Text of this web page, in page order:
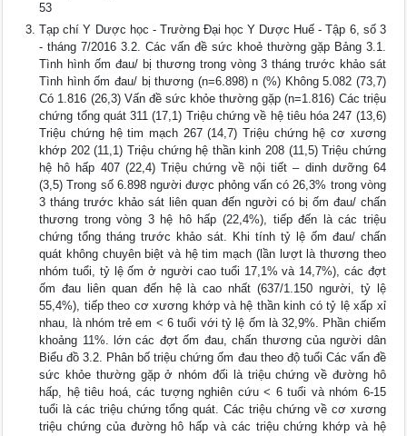
53
Tạp chí Y Dược học - Trường Đại học Y Dược Huế - Tập 6, số 3
- tháng 7/2016 3.2. Các vấn đề sức khoẻ thường gặp Bảng 3.1.
Tình hình ốm đau/ bị thương trong vòng 3 tháng trước khảo sát
Tình hình ốm đau/ bị thương (n=6.898) n (%) Không 5.082 (73,7)
Có 1.816 (26,3) Vấn đề sức khỏe thường gặp (n=1.816) Các triệu
chứng tổng quát 311 (17,1) Triệu chứng về hệ tiêu hóa 247 (13,6)
Triệu chứng hệ tim mạch 267 (14,7) Triệu chứng hệ cơ xương
khớp 202 (11,1) Triệu chứng hệ thần kinh 208 (11,5) Triệu chứng
hệ hô hấp 407 (22,4) Triệu chứng về nội tiết – dinh dưỡng 64
(3,5) Trong số 6.898 người được phỏng vấn có 26,3% trong vòng
3 tháng trước khảo sát liên quan đến người có bị ốm đau/ chấn
thương trong vòng 3 hệ hô hấp (22,4%), tiếp đến là các triệu
chứng tổng tháng trước khảo sát. Khi tính tỷ lệ ốm đau/ chấn
quát không chuyên biệt và hệ tim mạch (lần lượt là thương theo
nhóm tuổi, tỷ lệ ốm ở người cao tuổi 17,1% và 14,7%), các đợt
ốm đau liên quan đến hệ là cao nhất (637/1.150 người, tỷ lệ
55,4%), tiếp theo cơ xương khớp và hệ thần kinh có tỷ lệ xấp xỉ
nhau, là nhóm trẻ em < 6 tuổi với tỷ lệ ốm là 32,9%. Phần chiếm
khoảng 11%. lớn các đợt ốm đau, chấn thương của người dân
Biểu đồ 3.2. Phân bố triệu chứng ốm đau theo độ tuổi Các vấn đề
sức khỏe thường gặp ở nhóm đối là triệu chứng về đường hô
hấp, hệ tiêu hoá, các tượng nghiên cứu < 6 tuổi và nhóm 6-15
tuổi là các triệu chứng tổng quát. Các triệu chứng về cơ xương
triệu chứng của đường hô hấp và các triệu chứng khớp và hệ